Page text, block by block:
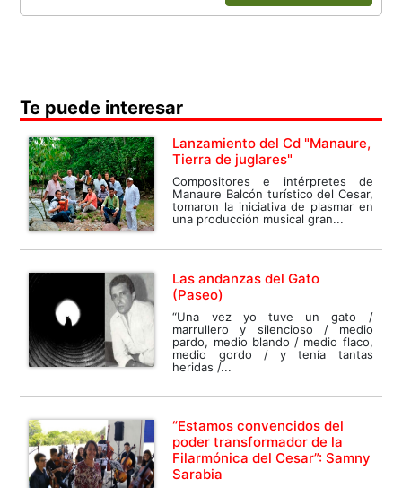
Te puede interesar
Lanzamiento del Cd "Manaure,
Tierra de juglares"
Compositores e intérpretes de
Manaure Balcón turístico del Cesar,
tomaron la iniciativa de plasmar en
una producción musical gran...
Las andanzas del Gato
(Paseo)
“Una vez yo tuve un gato /
marrullero y silencioso / medio
pardo, medio blando / medio flaco,
medio gordo / y tenía tantas
heridas /...
“Estamos convencidos del
poder transformador de la
Filarmónica del Cesar”: Samny
Sarabia